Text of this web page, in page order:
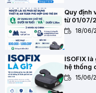
Quy định
từ 01/07/
18/06/
ISOFIX
hệ thống
15/06/